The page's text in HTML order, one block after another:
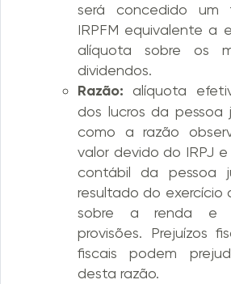
será concedido um
IRPFM equivalente a
alíquota sobre os
dividendos.
Razão: alíquota
dos lucros da pessoa
como a razão
valor devido do IRPJ e
contábil da pessoa
resultado do exercício
sobre a renda e
provisões. Prejuízos
fiscais podem
desta razão.